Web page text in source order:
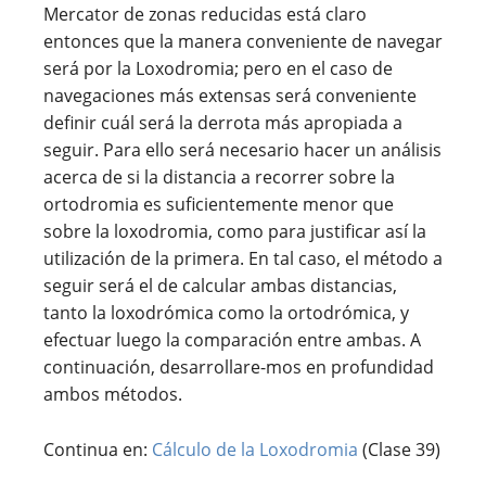
Mercator de zonas reducidas está claro
entonces que la manera conveniente de navegar
será por la Loxodromia; pero en el caso de
navegaciones más extensas será conveniente
definir cuál será la derrota más apropiada a
seguir. Para ello será necesario hacer un análisis
acerca de si la distancia a recorrer sobre la
ortodromia es suficientemente menor que
sobre la loxodromia, como para justificar así la
utilización de la primera. En tal caso, el método a
seguir será el de calcular ambas distancias,
tanto la loxodrómica como la ortodrómica, y
efectuar luego la comparación entre ambas. A
continuación, desarrollare-mos en profundidad
ambos métodos.
Continua en: Cálculo de la Loxodromia (Clase 39)